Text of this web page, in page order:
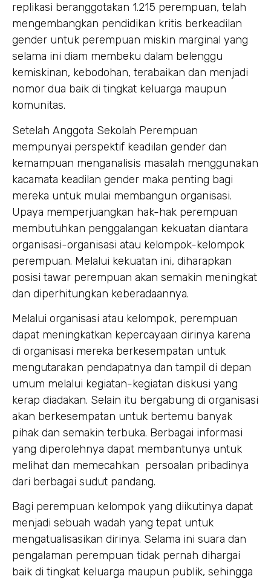
replikasi beranggotakan 1.215 perempuan, telah
mengembangkan pendidikan kritis berkeadilan
gender untuk perempuan miskin marginal yang
selama ini diam membeku dalam belenggu
kemiskinan, kebodohan, terabaikan dan menjadi
nomor dua baik di tingkat keluarga maupun
komunitas.
Setelah Anggota Sekolah Perempuan
mempunyai perspektif keadilan gender dan
kemampuan menganalisis masalah menggunakan
kacamata keadilan gender maka penting bagi
mereka untuk mulai membangun organisasi.
Upaya memperjuangkan hak-hak perempuan
membutuhkan penggalangan kekuatan diantara
organisasi-organisasi atau kelompok-kelompok
perempuan. Melalui kekuatan ini, diharapkan
posisi tawar perempuan akan semakin meningkat
dan diperhitungkan keberadaannya.
Melalui organisasi atau kelompok, perempuan
dapat meningkatkan kepercayaan dirinya karena
di organisasi mereka berkesempatan untuk
mengutarakan pendapatnya dan tampil di depan
umum melalui kegiatan-kegiatan diskusi yang
kerap diadakan. Selain itu bergabung di organisasi
akan berkesempatan untuk bertemu banyak
pihak dan semakin terbuka. Berbagai informasi
yang diperolehnya dapat membantunya untuk
melihat dan memecahkan persoalan pribadinya
dari berbagai sudut pandang.
Bagi perempuan kelompok yang diikutinya dapat
menjadi sebuah wadah yang tepat untuk
mengatualisasikan dirinya. Selama ini suara dan
pengalaman perempuan tidak pernah dihargai
baik di tingkat keluarga maupun publik, sehingga